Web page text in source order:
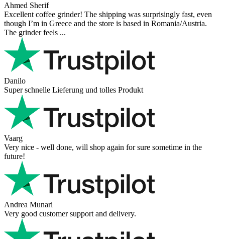
Ahmed Sherif
Excellent coffee grinder! The shipping was surprisingly fast, even
though I’m in Greece and the store is based in Romania/Austria.
The grinder feels ...
Danilo
Super schnelle Lieferung und tolles Produkt
Vaarg
Very nice - well done, will shop again for sure sometime in the
future!
Andrea Munari
Very good customer support and delivery.